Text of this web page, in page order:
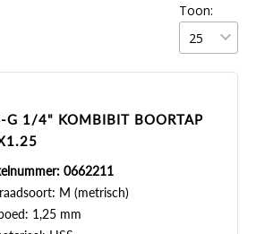
Toon:
G 1/4" KOMBIBIT BOORTAP
0662211
M (metrisch)
1,25 mm